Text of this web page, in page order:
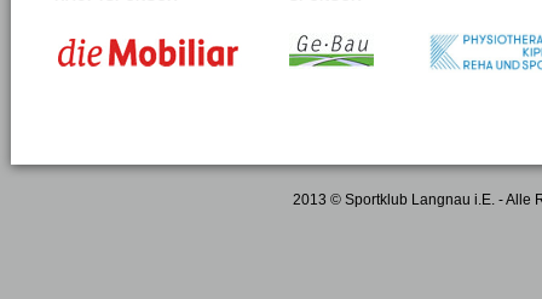
2013 © Sportklub Langnau i.E. - Alle